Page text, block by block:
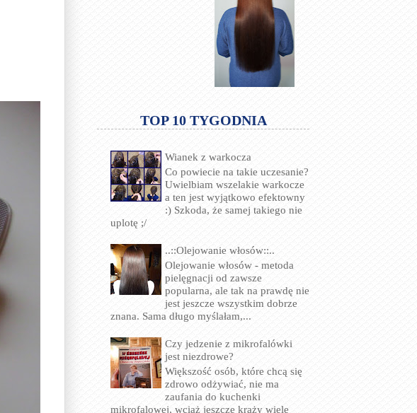
TOP 10 TYGODNIA
Wianek z warkocza
Co powiecie na takie uczesanie?
Uwielbiam wszelakie warkocze
a ten jest wyjątkowo efektowny
:) Szkoda, że samej takiego nie
uplotę ;/
..::Olejowanie włosów::..
Olejowanie włosów - metoda
pielęgnacji od zawsze
popularna, ale tak na prawdę nie
jest jeszcze wszystkim dobrze
znana. Sama długo myślałam,...
Czy jedzenie z mikrofalówki
jest niezdrowe?
Większość osób, które chcą się
zdrowo odżywiać, nie ma
zaufania do kuchenki
mikrofalowej, wciąż jeszcze krąży wiele